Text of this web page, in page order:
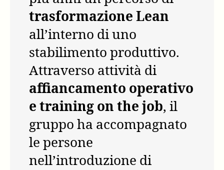
trasformazione Lean
all’interno di uno
stabilimento produttivo.
Attraverso attività di
affiancamento operativo
e training on the job, il
gruppo ha accompagnato
le persone
nell’introduzione di